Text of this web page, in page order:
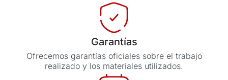
Garantías
Ofrecemos garantías oficiales sobre el trabajo
realizado y los materiales utilizados.